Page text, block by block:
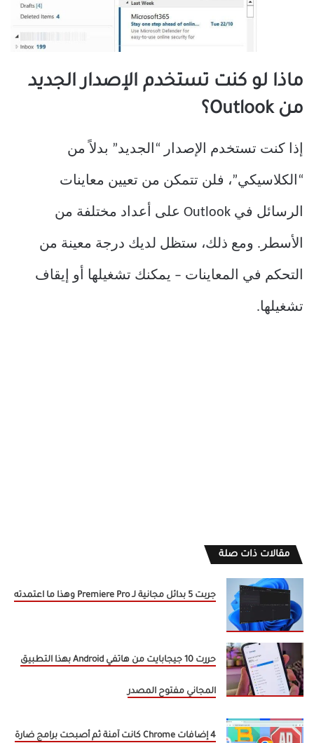
ماذا لو كنت تستخدم الإصدار الجديد
من Outlook؟
إذا كنت تستخدم الإصدار “الجديد” بدلاً من
“الكلاسيكي”، فلن تتمكن من تعيين معاينات
الرسائل في Outlook على أعداد مختلفة من
الأسطر. ومع ذلك، ستظل لديك درجة معينة من
التحكم في المعاينات – يمكنك تشغيلها أو إيقاف
تشغيلها.
مقالات ذات صلة
جربت 5 بدائل مجانية لـ Premiere Pro وهذا ما اعتمدته
حررت 10 جيجابايت من هاتفي Android بهذا التطبيق
المجاني مفتوح المصدر
4 إضافات Chrome كانت آمنة ثم أصبحت برامج ضارة